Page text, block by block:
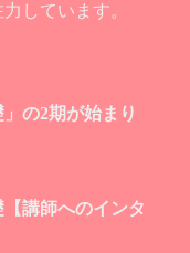
しています。
の2期が始まり
講師へのインタ